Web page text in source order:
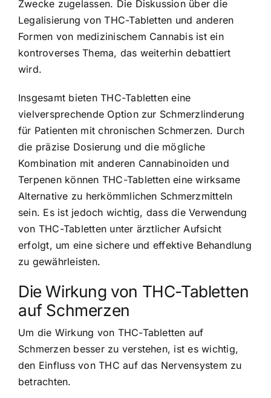
Zwecke zugelassen. Die Diskussion über die
Legalisierung von THC-Tabletten und anderen
Formen von medizinischem Cannabis ist ein
kontroverses Thema, das weiterhin debattiert
wird.
Insgesamt bieten THC-Tabletten eine
vielversprechende Option zur Schmerzlinderung
für Patienten mit chronischen Schmerzen. Durch
die präzise Dosierung und die mögliche
Kombination mit anderen Cannabinoiden und
Terpenen können THC-Tabletten eine wirksame
Alternative zu herkömmlichen Schmerzmitteln
sein. Es ist jedoch wichtig, dass die Verwendung
von THC-Tabletten unter ärztlicher Aufsicht
erfolgt, um eine sichere und effektive Behandlung
zu gewährleisten.
Die Wirkung von THC-Tabletten
auf Schmerzen
Um die Wirkung von THC-Tabletten auf
Schmerzen besser zu verstehen, ist es wichtig,
den Einfluss von THC auf das Nervensystem zu
betrachten.